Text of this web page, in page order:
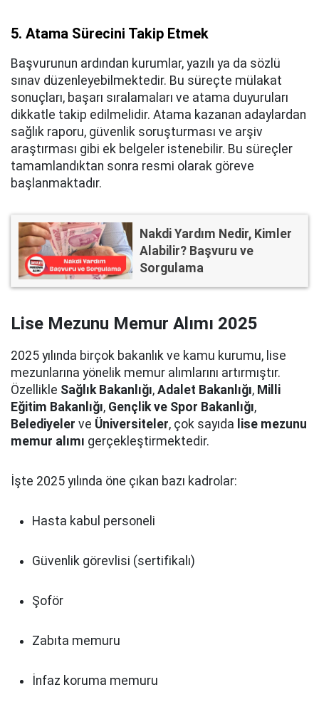
5. Atama Sürecini Takip Etmek
Başvurunun ardından kurumlar, yazılı ya da sözlü
sınav düzenleyebilmektedir. Bu süreçte mülakat
sonuçları, başarı sıralamaları ve atama duyuruları
dikkatle takip edilmelidir. Atama kazanan adaylardan
sağlık raporu, güvenlik soruşturması ve arşiv
araştırması gibi ek belgeler istenebilir. Bu süreçler
tamamlandıktan sonra resmi olarak göreve
başlanmaktadır.
Nakdi Yardım Nedir, Kimler
Alabilir? Başvuru ve
Sorgulama
Lise Mezunu Memur Alımı 2025
2025 yılında birçok bakanlık ve kamu kurumu, lise
mezunlarına yönelik memur alımlarını artırmıştır.
Özellikle Sağlık Bakanlığı, Adalet Bakanlığı, Milli
Eğitim Bakanlığı, Gençlik ve Spor Bakanlığı,
Belediyeler ve Üniversiteler, çok sayıda lise mezunu
memur alımı gerçekleştirmektedir.
İşte 2025 yılında öne çıkan bazı kadrolar:
Hasta kabul personeli
Güvenlik görevlisi (sertifikalı)
Şoför
Zabıta memuru
İnfaz koruma memuru